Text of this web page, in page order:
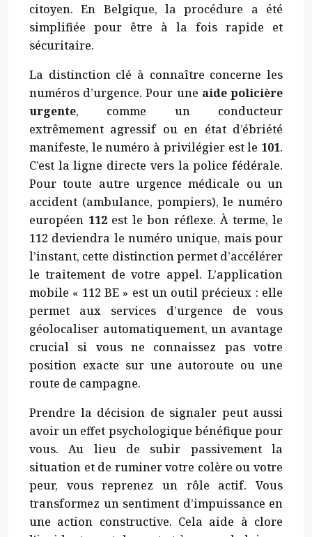
citoyen. En Belgique, la procédure a été
simplifiée pour être à la fois rapide et
sécuritaire.
La distinction clé à connaître concerne les
numéros d’urgence. Pour une aide policière
urgente, comme un conducteur
extrêmement agressif ou en état d’ébriété
manifeste, le numéro à privilégier est le 101.
C’est la ligne directe vers la police fédérale.
Pour toute autre urgence médicale ou un
accident (ambulance, pompiers), le numéro
européen 112est le bon réflexe. À terme, le
112 deviendra le numéro unique, mais pour
l’instant, cette distinction permet d’accélérer
le traitement de votre appel. L’application
mobile « 112 BE » est un outil précieux : elle
permet aux services d’urgence de vous
géolocaliser automatiquement, un avantage
crucial si vous ne connaissez pas votre
position exacte sur une autoroute ou une
route de campagne.
Prendre la décision de signaler peut aussi
avoir un effet psychologique bénéfique pour
vous. Au lieu de subir passivement la
situation et de ruminer votre colère ou votre
peur, vous reprenez un rôle actif. Vous
transformez un sentiment d’impuissance en
une action constructive. Cela aide à clore